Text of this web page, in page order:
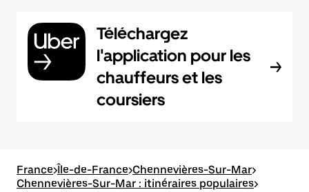
Téléchargez
l'application pour les
chauffeurs et les
coursiers
France>Île-de-France>Chennevières-Sur-Mar>
Chennevières-Sur-Mar : itinéraires populaires>